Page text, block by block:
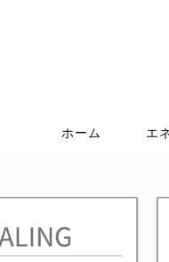
ホーム エ